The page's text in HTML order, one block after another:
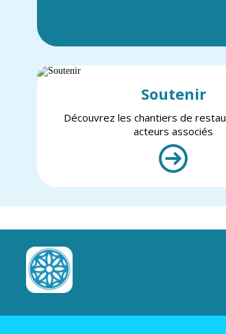
Soutenir
Découvrez les chantiers de
acteurs associés